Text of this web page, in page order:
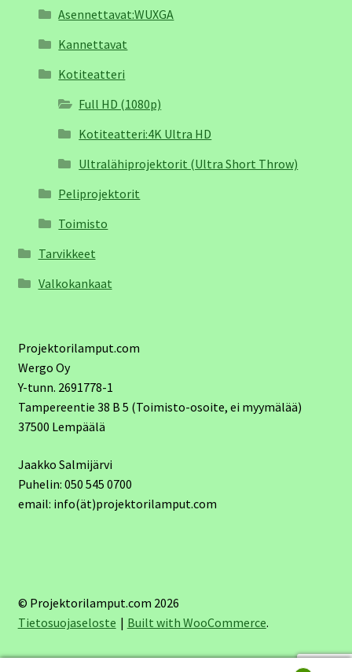
Asennettavat:WUXGA
Kannettavat
Kotiteatteri
Full HD (1080p)
Kotiteatteri:4K Ultra HD
Ultralähiprojektorit (Ultra Short Throw)
Peliprojektorit
Toimisto
Tarvikkeet
Valkokankaat
Projektorilamput.com
Wergo Oy
Y-tunn. 2691778-1
Tampereentie 38 B 5 (Toimisto-osoite, ei myymälää)
37500 Lempäälä
Jaakko Salmijärvi
Puhelin: 050 545 0700
email: info(ät)projektorilamput.com
© Projektorilamput.com 2026
Tietosuojaseloste
Built with WooCommerce.